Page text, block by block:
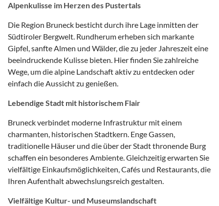
Alpenkulisse im Herzen des Pustertals
Die Region Bruneck besticht durch ihre Lage inmitten der
Südtiroler Bergwelt. Rundherum erheben sich markante
Gipfel, sanfte Almen und Wälder, die zu jeder Jahreszeit eine
beeindruckende Kulisse bieten. Hier finden Sie zahlreiche
Wege, um die alpine Landschaft aktiv zu entdecken oder
einfach die Aussicht zu genießen.
Lebendige Stadt mit historischem Flair
Bruneck verbindet moderne Infrastruktur mit einem
charmanten, historischen Stadtkern. Enge Gassen,
traditionelle Häuser und die über der Stadt thronende Burg
schaffen ein besonderes Ambiente. Gleichzeitig erwarten Sie
vielfältige Einkaufsmöglichkeiten, Cafés und Restaurants, die
Ihren Aufenthalt abwechslungsreich gestalten.
Vielfältige Kultur- und Museumslandschaft